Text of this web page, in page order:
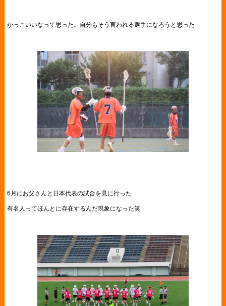
かっこいいなって思った。自分もそう言われる選手になろうと思った
6月にお父さんと日本代表の試合を見に行った
有名人ってほんとに存在するんだ現象になった笑